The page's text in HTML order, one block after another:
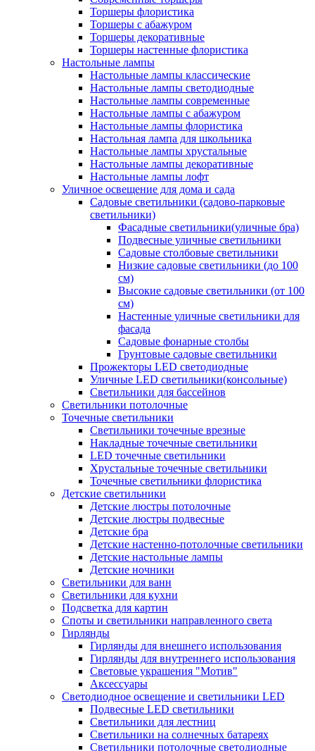
Торшеры флористика
Торшеры с абажуром
Торшеры декоративные
Торшеры настенные флористика
Настольные лампы
Настольные лампы классические
Настольные лампы светодиодные
Настольные лампы современные
Настольные лампы с абажуром
Настольные лампы флористика
Настольная лампа для школьника
Настольные лампы хрустальные
Настольные лампы декоративные
Настольные лампы лофт
Уличное освещение для дома и сада
Садовые светильники (садово-парковые
светильники)
Фасадные светильники(уличные бра)
Подвесные уличные светильники
Садовые столбовые светильники
Низкие садовые светильники (до 100
см)
Высокие садовые светильники (от 100
см)
Настенные уличные светильники для
фасада
Садовые фонарные столбы
Грунтовые садовые светильники
Прожекторы LED светодиодные
Уличные LED светильники(консольные)
Светильники для бассейнов
Светильники потолочные
Точечные светильники
Светильники точечные врезные
Накладные точечные светильники
LED точечные светильники
Хрустальные точечные светильники
Точечные светильники флористика
Детские светильники
Детские люстры потолочные
Детские люстры подвесные
Детские бра
Детские настенно-потолочные светильники
Детские настольные лампы
Детские ночники
Светильники для ванн
Светильники для кухни
Подсветка для картин
Споты и светильники направленного света
Гирлянды
Гирлянды для внешнего использования
Гирлянды для внутреннего использования
Световые украшения "Мотив"
Аксессуары
Светодиодное освещение и светильники LED
Подвесные LED светильники
Светильники для лестниц
Светильники на солнечных батареях
Светильники потолочные светодиодные